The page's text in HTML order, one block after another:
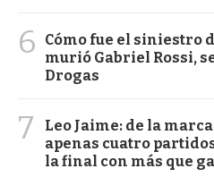
6
Cómo fue el siniestro
murió Gabriel Rossi,
Drogas
7
Leo Jaime: de la
apenas cuatro
la final con más que